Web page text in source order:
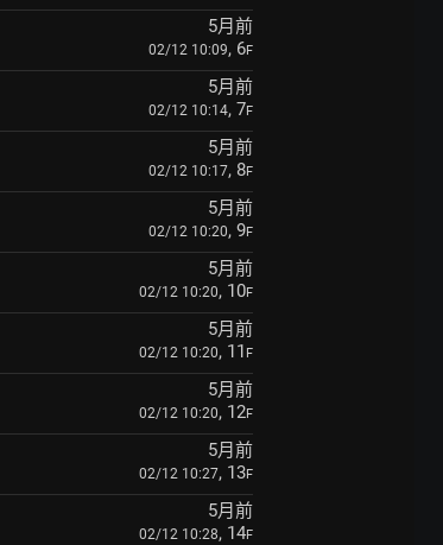
5月前
02/12 10:09, 6F
5月前
02/12 10:14, 7F
5月前
02/12 10:17, 8F
5月前
02/12 10:20, 9F
5月前
02/12 10:20, 10F
5月前
02/12 10:20, 11 F
5月前
02/12 10:20, 12F
5月前
02/12 10:27, 13F
5月前
02/12 10:28, 14F